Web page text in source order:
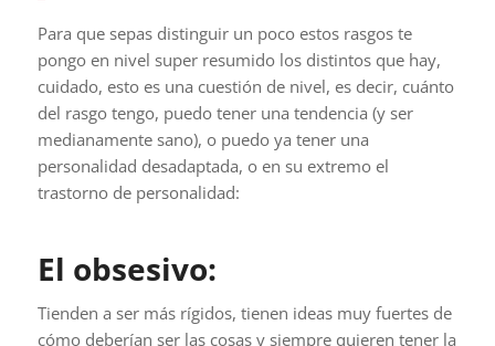
Para que sepas distinguir un poco estos rasgos te
pongo en nivel super resumido los distintos que hay,
cuidado, esto es una cuestión de nivel, es decir, cuánto
del rasgo tengo, puedo tener una tendencia (y ser
medianamente sano), o puedo ya tener una
personalidad desadaptada, o en su extremo el
trastorno de personalidad:
El obsesivo:
Tienden a ser más rígidos, tienen ideas muy fuertes de
cómo deberían ser las cosas y siempre quieren tener la